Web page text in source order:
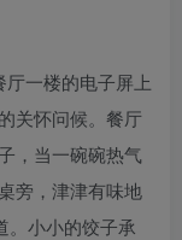
一楼的电子屏上
关怀问候。餐厅
，当一碗碗热气
旁，津津有味地
。小小的饺子承